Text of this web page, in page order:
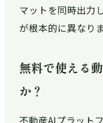
マットを同時出力
が根本的に異なりま
無料で使える
か？
不動産AIプラット